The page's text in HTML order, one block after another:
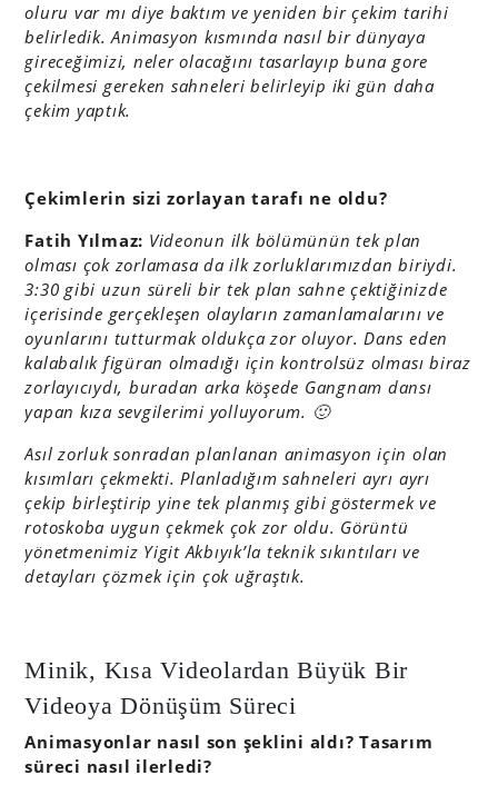
oluru var mı diye baktım ve yeniden bir çekim tarihi
belirledik. Animasyon kısmında nasıl bir dünyaya
gireceğimizi, neler olacağını tasarlayıp buna gore
çekilmesi gereken sahneleri belirleyip iki gün daha
çekim yaptık.
Çekimlerin sizi zorlayan tarafı ne oldu?
Fatih Yılmaz: Videonun ilk bölümünün tek plan
olması çok zorlamasa da ilk zorluklarımızdan biriydi.
3:30 gibi uzun süreli bir tek plan sahne çektiğinizde
içerisinde gerçekleşen olayların zamanlamalarını ve
oyunlarını tutturmak oldukça zor oluyor. Dans eden
kalabalık figüran olmadığı için kontrolsüz olması biraz
zorlayıcıydı, buradan arka köşede Gangnam dansı
yapan kıza sevgilerimi yolluyorum. 🙂
Asıl zorluk sonradan planlanan animasyon için olan
kısımları çekmekti. Planladığım sahneleri ayrı ayrı
çekip birleştirip yine tek planmış gibi göstermek ve
rotoskoba uygun çekmek çok zor oldu. Görüntü
yönetmenimiz Yigit Akbıyık’la teknik sıkıntıları ve
detayları çözmek için çok uğraştık.
Minik, Kısa Videolardan Büyük Bir
Videoya Dönüşüm Süreci
Animasyonlar nasıl son şeklini aldı? Tasarım
süreci nasıl ilerledi?